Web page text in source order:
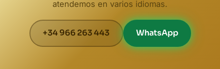
atendemos en varios idiomas.
+34 966 263 443 WhatsApp